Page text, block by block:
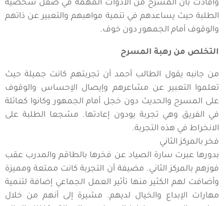
وأفادت بأن المسرح من الأدوات المهمة في صقل شخصية
الطلبة حيث يساعدهم في تنمية مواهبهم والتعبير عن ذاتهم
والوقوف أمام الجمهور دون خوف.
التخلص من رهبة المسرح
من جانبه يقول الطالب أحمد أن تجربتهم كانت جميلة حيث
تعلموا التعبير عن مشاعرهم وإيصال الإحساس والوقوف
على المسرح والحديث دون خجل أمام الجمهور وكانوا كعائلة
في الفريق وهي تجربة يودون إعادتها. مشجعا الطلبة على
الانخراط في هذه التجربة.
فخر بالمركز الثاني
بدورها عبرت سارة الصياد عن فخرها بالطاقم والمدرب عقب
فوزهم بالمركز الثاني. مضيفة أن التجربة كانت ممتعة ومميزة
وأضافت لهم الكثير منها تأثير العمل الجماعي إضافة لتنمية
مهارات الإبداع والخيال لديهم. مشيرة إلى أنهم من خلال